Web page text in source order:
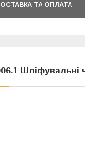
ТА ОПЛАТА